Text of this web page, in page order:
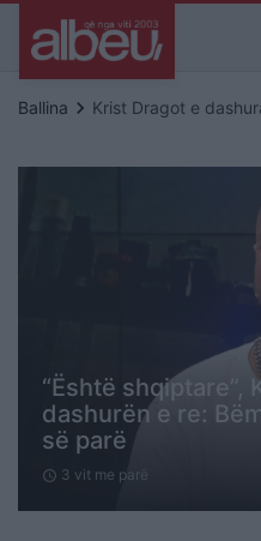
Ballina keyboard_arrow_right Krist Dragot e
“Është shqiptare”,
dashurën e re:
së parë
schedule 3 vit me parë